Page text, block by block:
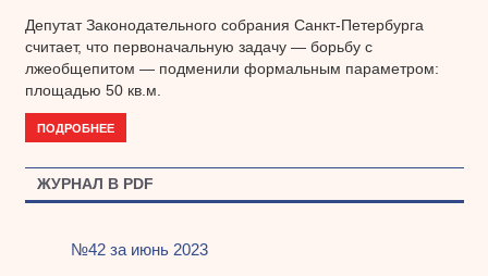
Депутат Законодательного собрания Санкт-Петербурга
считает, что первоначальную задачу — борьбу с
лжеобщепитом — подменили формальным параметром:
площадью 50 кв.м.
ПОДРОБНЕЕ
ЖУРНАЛ В PDF
№42 за июнь 2023